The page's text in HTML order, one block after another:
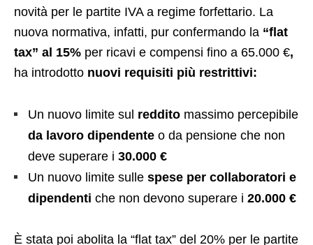
novità per le partite IVA a regime forfettario. La
nuova normativa, infatti, pur confermando la “flat
tax” al 15% per ricavi e compensi fino a 65.000 €,
ha introdotto nuovi requisiti più restrittivi:
Un nuovo limite sul reddito massimo percepibile
da lavoro dipendente o da pensione che non
deve superare i 30.000 €
Un nuovo limite sulle spese per collaboratori e
dipendenti che non devono superare i 20.000 €
È stata poi abolita la “flat tax” del 20% per le partite